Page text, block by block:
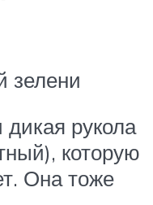
зелени
рукола
которую
Она тоже